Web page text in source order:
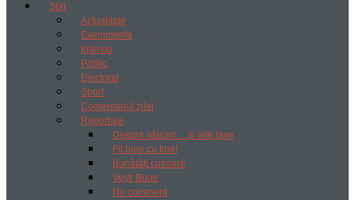
Știri
Actualitate
Evenimente
Interviu
Politic
Electoral
Sport
Comentariul zilei
Reportaje
Despre afaceri… și alte taxe
Fii bine cu tine!
Bunătăți culinare
Vești Bune
No comment